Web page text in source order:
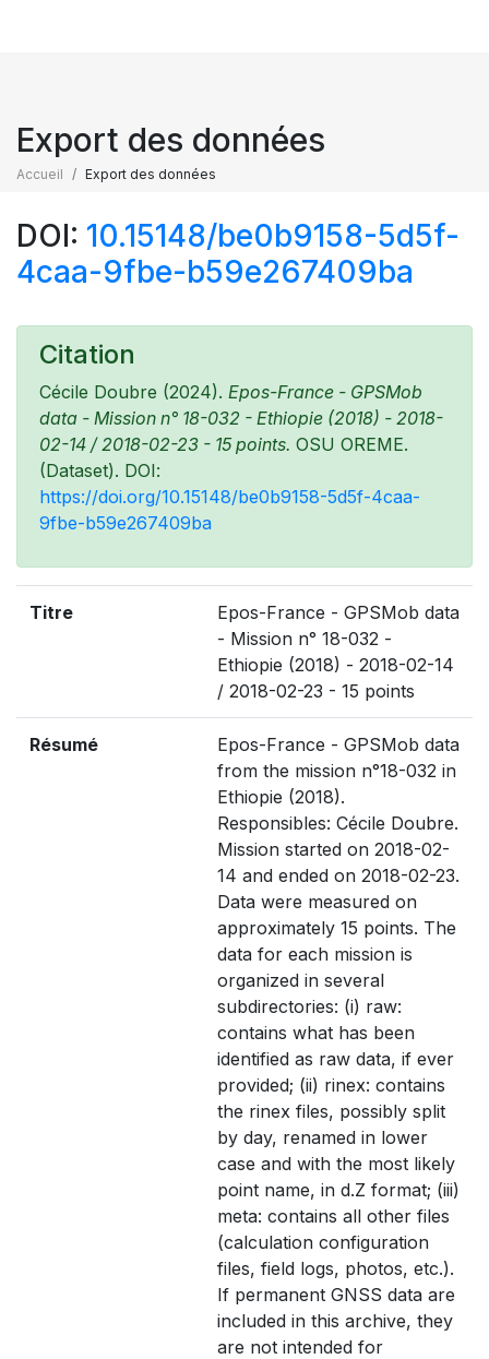
Export des données
Accueil Export des données
DOI: 10.15148/be0b9158-5d5f-
4caa-9fbe-b59e267409ba
Citation
Cécile Doubre (2024). Epos-France - GPSMob
data - Mission n° 18-032 - Ethiopie (2018) - 2018-
02-14 / 2018-02-23 - 15 points. OSU OREME.
(Dataset). DOI:
https://doi.org/10.15148/be0b9158-5d5f-4caa-
9fbe-b59e267409ba
Titre
Epos-France - GPSMob data
- Mission n° 18-032 -
Ethiopie (2018) - 2018-02-14
/ 2018-02-23 - 15 points
Résumé
Epos-France - GPSMob data
from the mission n°18-032 in
Ethiopie (2018).
Responsibles: Cécile Doubre.
Mission started on 2018-02-
14 and ended on 2018-02-23.
Data were measured on
approximately 15 points. The
data for each mission is
organized in several
subdirectories: (i) raw:
contains what has been
identified as raw data, if ever
provided; (ii) rinex: contains
the rinex files, possibly split
by day, renamed in lower
case and with the most likely
point name, in d.Z format; (iii)
meta: contains all other files
(calculation configuration
files, field logs, photos, etc.).
If permanent GNSS data are
included in this archive, they
are not intended for